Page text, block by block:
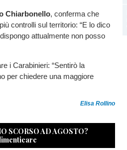
Chiarbonello, conferma che
controlli sul territorio: “E lo dico
attualmente non posso
i Carabinieri: “Sentirò la
per chiedere una maggiore
Elisa Rollino
SCORSO AD AGOSTO?